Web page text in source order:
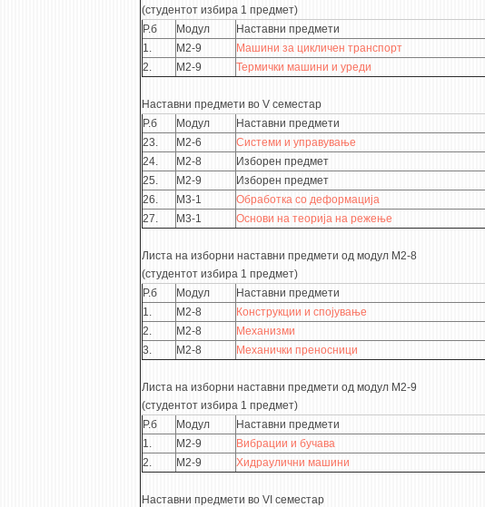
(студентот избира 1 предмет)
Р.б
Модул Наставни предмети
1.
М2-9 Машини за цикличен транспорт
2.
М2-9 Термички машини и уреди
Наставни предмети во V семестар
Р.б
Модул Наставни предмети
23.
М2-6 Системи и управување
24.
М2-8 Изборен предмет
25.
М2-9 Изборен предмет
26.
М3-1 Обработка со деформација
27.
М3-1 Основи на теорија на режење
Листа на изборни наставни предмети од модул М2-8
(студентот избира 1 предмет)
Р.б
Модул Наставни предмети
1.
М2-8 Конструкции и спојување
2.
М2-8 Механизми
3.
М2-8 Механички преносници
Листа на изборни наставни предмети од модул М2-9
(студентот избира 1 предмет)
Р.б
Модул Наставни предмети
1.
М2-9 Вибрации и бучава
2.
М2-9 Хидраулични машини
Наставни предмети во VI семестар